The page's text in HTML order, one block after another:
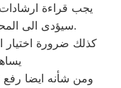
يجب قراءة ارشادات
سيؤدى الى المحاظفة على الاجهزة وتلاشى الاعطال.
ومن شأنه ايضا رفع